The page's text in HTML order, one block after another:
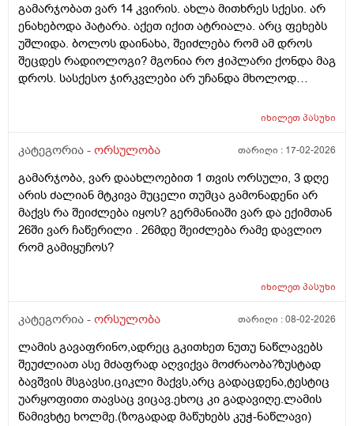
გამოიყენებს, გაყინული კიდევ ისევ მორჩება
კლინიკაში, ამ დროს შემდგომ როგორ განვითარდება
სცენარი? რა ბედი ეწევა დარჩენილ გაყინულ
კვერცხუჯრედებს?_თუ მათ ვადა გასდით,
გამოიყენებენ მანამ სხვა ქალის
მიუხედავად? თუ არ შეწუხდებით, დეტალურად რომ
მადლობა!
გამარჯობათ ვარ 14 კვირის. ახლა მითხრეს სქესი. არ
ენახებოდა პატარა. აქეთ იქით ატრიალა. არც ფეხებს
უშლიდა. ბოლოს დაინახა, შეიძლება რომ ამ დროს
შეცდეს რადიოლოგი? მგონია რო ჭიპლარი ქონდა მაგ
დროს. სასქესო ჯირკვლები არ უჩანდა მხოლოდ
იხილეთპასუხი
კატეგორია - ორსულობა თარიღი : 17-02-2026
გამარჯობა, ვარ დაახლოებით 1 თვის ორსული, 3 დღე
არის ძალიან მტკივა მუცელი თუმცა გამონადენი არ
მაქვს რა შეიძლება იყოს? გერმანიაში ვარ და ექიმთან
26ში ვარ ჩაწერილი . 26მდე შეიძლება რამე დავლიო
რომ გამიყუჩოს?
იხილეთპასუხი
კატეგორია - ორსულობა თარიღი :08-02-2026
ლამის გავაფრინო,ადრეც გკითხეთ ნუთუ ნაწლავებს
შეუძლიათ ასე მძაფრად აღვიქვა მოძრაობა?ზუსტად
ბავშვის მსგავსი,ციკლი მაქვს,არც გადაცდენა,ტესტიც
უარყოფითი თავსაც ვიცავ.ეხოც კი გადავიღე.ლამის
წამივხტე ხოლმე.(ზოგადად მაწუხებს კუჭ-ნაწლავი)